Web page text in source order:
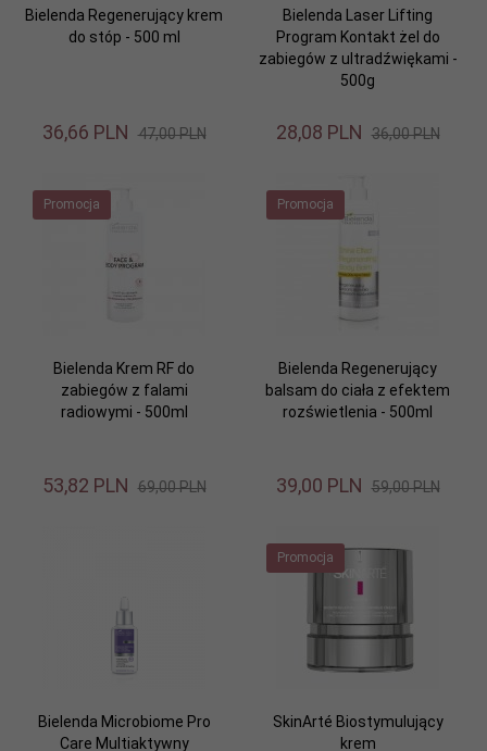
Bielenda Regenerujący krem
do stóp - 500 ml
36,66 PLN 47,00 PLN
Bielenda Laser Lifting
Program Kontakt żel do
zabiegów z ultradźwiękami -
500g
28,08 PLN 36,00 PLN
Promocja
Bielenda Krem RF do
zabiegów z falami
radiowymi - 500ml
53,82 PLN 69,00 PLN
Promocja
Bielenda Regenerujący
balsam do ciała z efektem
rozświetlenia - 500ml
39,00 PLN 59,00 PLN
Bielenda Microbiome Pro
Care Multiaktywny
Promocja
SkinArté Biostymulujący
krem